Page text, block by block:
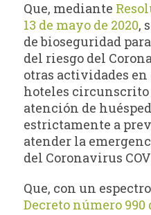
Que, mediante
13 de mayo de 2020,
de bioseguridad
del riesgo del
otras actividades
hoteles
atención de
estrictamente a
atender la
del Coronavirus
Que, con un
Decreto número 990